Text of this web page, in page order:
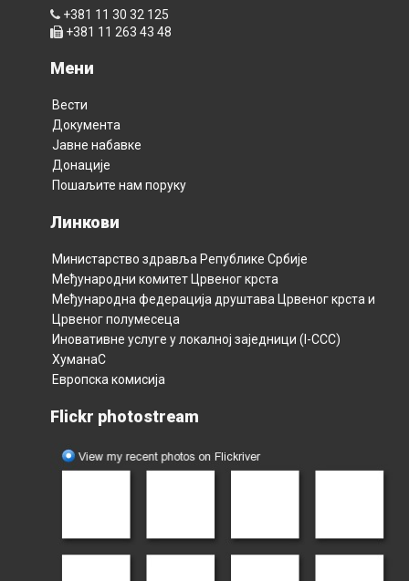
+381 11 30 32 125
+381 11 263 43 48
Мени
Вести
Документа
Јавне набавке
Донације
Пошаљите нам поруку
Линкови
Министарство здравља Републикe Србијe
Међународни комитет Црвеног крста
Међународна федерација друштава Црвеног крста и
Црвеног полумесецa
Иновативне услуге у локалној заједници (I-CCC)
ХуманаС
Европска комисија
Flickr photostream